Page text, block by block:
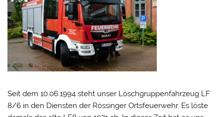
Seit dem 10.06.1994 steht unser Löschgruppenfahrzeug LF
8/6 in den Diensten der Rössinger Ortsfeuerwehr. Es löste